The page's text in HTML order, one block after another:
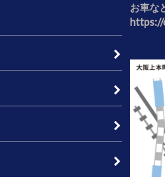
お車な
https://